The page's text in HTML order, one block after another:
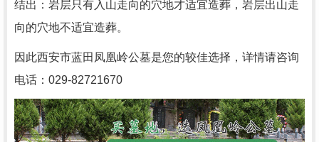
结出：岩层只有入山走向的穴地才适宜造葬，岩层出山走
向的穴地不适宜造葬。
因此西安市蓝田凤凰岭公墓是您的较佳选择，详情请咨询
电话：029-82721670